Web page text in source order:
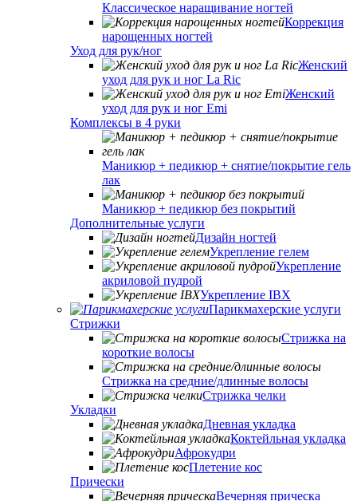
Классическое наращивание ногтей
Коррекция
нарощенных ногтей
Уход для рук/ног
Женский
уход для рук и ног La Ric
Женский
уход для рук и ног Emi
Комплексы в 4 руки
Маникюр + педикюр + снятие/покрытие гель
лак
Маникюр + педикюр без покрытий
Дополнительные услуги
Дизайн ногтей
Укрепление гелем
Укрепление
акриловой пудрой
Укрепление IBX
Парикмахерские услуги
Стрижки
Стрижка на
короткие волосы
Стрижка на средние/длинные волосы
Стрижка челки
Укладки
Дневная укладка
Коктейльная укладка
Афрокудри
Плетение кос
Прически
Вечерняя прическа